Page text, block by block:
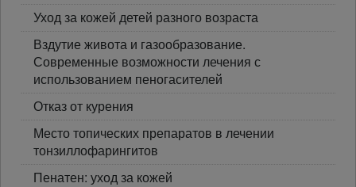
Уход за кожей детей разного возраста
Вздутие живота и газообразование.
Современные возможности лечения с
использованием пеногасителей
Отказ от курения
Место топических препаратов в лечении
тонзиллофарингитов
Пенатен: уход за кожей